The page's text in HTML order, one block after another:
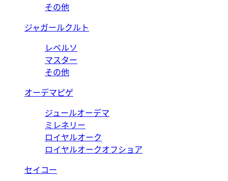
その他
ジャガールクルト
レベルソ
マスター
その他
オーデマピゲ
ジュールオーデマ
ミレネリー
ロイヤルオーク
ロイヤルオークオフショア
セイコー